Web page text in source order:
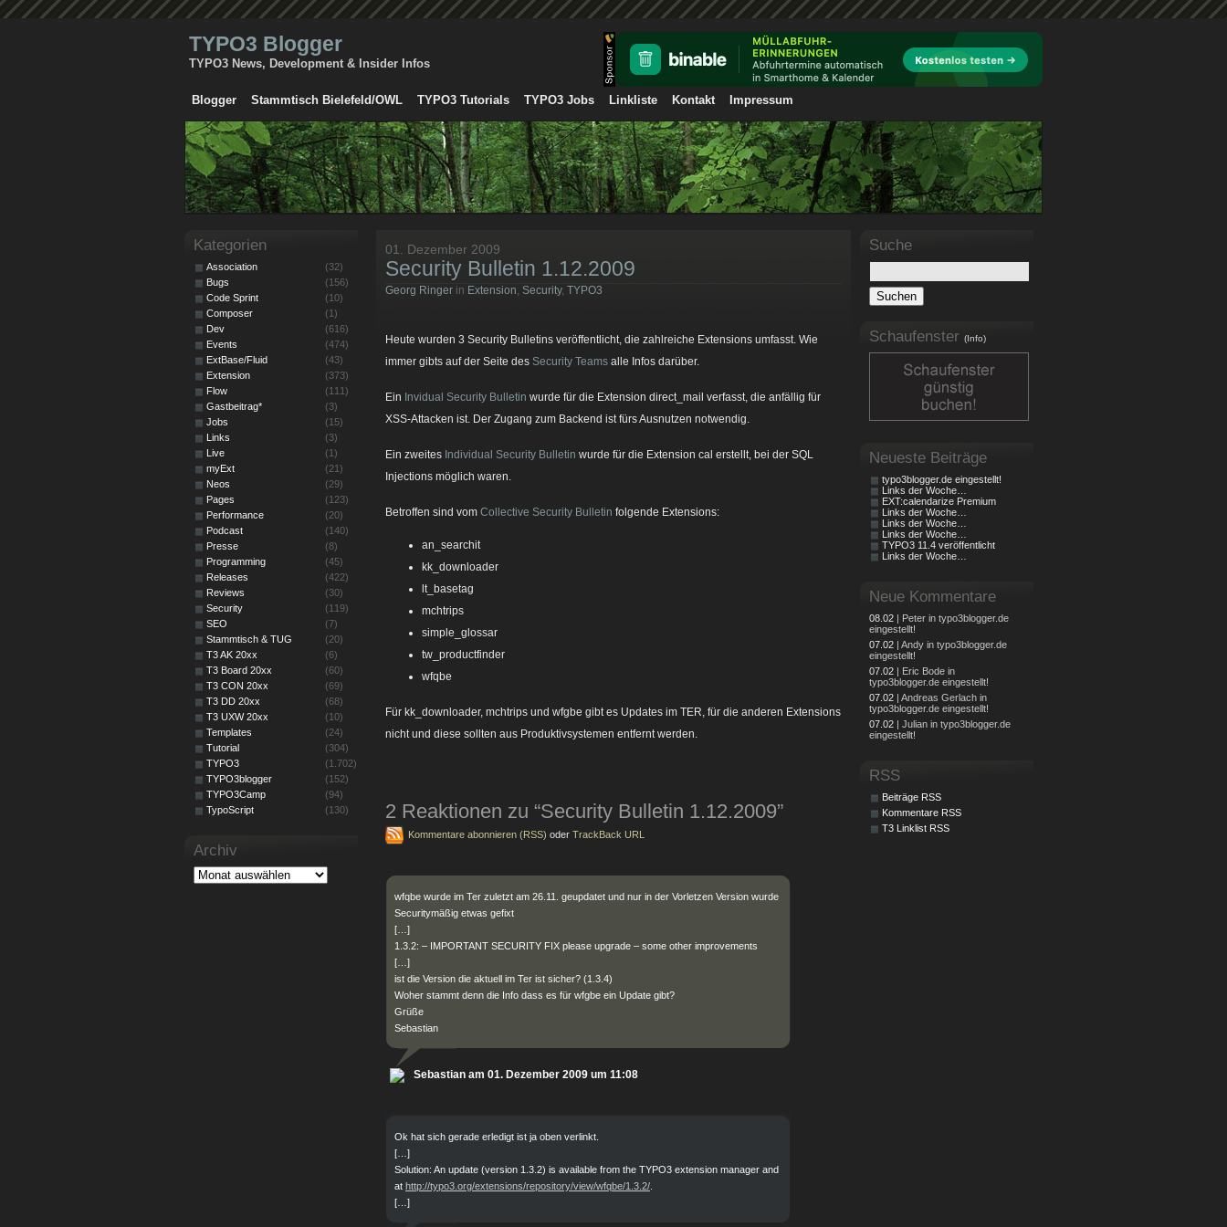
TYPO3 Blogger
TYPO3 News, Development & Insider Infos
Blogger Stammtisch Bielefeld/OWL TYPO3 Tutorials TYPO3 Jobs Linkliste Kontakt Impressum
01. Dezember 2009
Security Bulletin 1.12.2009
Georg Ringer in Extension, Security, TYPO3
Heute wurden 3 Security Bulletins veröffentlicht, die zahlreiche Extensions umfasst. Wie
immer gibts auf der Seite des Security Teams alle Infos darüber.
Ein Invidual Security Bulletin wurde für die Extension direct_mail verfasst, die anfällig für
XSS-Attacken ist. Der Zugang zum Backend ist fürs Ausnutzen notwendig.
Ein zweites Individual Security Bulletin wurde für die Extension cal erstellt, bei der SQL
Injections möglich waren.
Betroffen sind vom Collective Security Bulletin folgende Extensions:
an_searchit
kk_downloader
lt_basetag
mchtrips
simple_glossar
tw_productfinder
wfqbe
Für kk_downloader, mchtrips und wfgbe gibt es Updates im TER, für die anderen Extensions
nicht und diese sollten aus Produktivsystemen entfernt werden.
2 Reaktionen zu “Security Bulletin 1.12.2009”
Kommentare abonnieren (RSS) oder TrackBack URL
wfqbe wurde im Ter zuletzt am 26.11. geupdatet und nur in der Vorletzen Version wurde
Securitymäßig etwas gefixt
[…]
1.3.2: – IMPORTANT SECURITY FIX please upgrade – some other improvements
[…]
ist die Version die aktuell im Ter ist sicher? (1.3.4)
Woher stammt denn die Info dass es für wfgbe ein Update gibt?
Grüße
Sebastian
Sebastian am 01. Dezember 2009 um 11:08
Ok hat sich gerade erledigt ist ja oben verlinkt.
[…]
Solution: An update (version 1.3.2) is available from the TYPO3 extension manager and
at http://typo3.org/extensions/repository/view/wfqbe/1.3.2/
[…]
Suche
Schaufenster (Info)
Neueste Beiträge
typo3blogger.de eingestellt!
Links der Woche…
EXT:calendarize Premium
Links der Woche…
Links der Woche…
Links der Woche…
TYPO3 11.4 veröffentlicht
Links der Woche…
Neue Kommentare
08.02 | Peter in typo3blogger.de
eingestellt!
07.02 | Andy in typo3blogger.de
eingestellt!
07.02 | Eric Bode in
typo3blogger.de eingestellt!
07.02 | Andreas Gerlach in
typo3blogger.de eingestellt!
07.02 | Julian in typo3blogger.de
eingestellt!
RSS
Beiträge RSS
Kommentare RSS
T3 Linklist RSS
Kategorien
Association
(32)
Bugs
(156)
Code Sprint
(10)
Composer
(1)
Dev
(616)
Events
(474)
ExtBase/Fluid
(43)
Extension
(373)
Flow
(111)
Gastbeitrag*
(3)
Jobs
(15)
Links
(3)
Live
(1)
myExt
(21)
Neos
(29)
Pages
(123)
Performance
(20)
Podcast
(140)
Presse
(8)
Programming
(45)
Releases
(422)
Reviews
(30)
Security
(119)
SEO
(7)
Stammtisch & TUG
(20)
T3 AK 20xx
(6)
T3 Board 20xx
(60)
T3 CON 20xx
(69)
T3 DD 20xx
(68)
T3 UXW 20xx
(10)
Templates
(24)
Tutorial
(304)
TYPO3
(1.702)
TYPO3blogger
(152)
TYPO3Camp
(94)
TypoScript
(130)
Archiv